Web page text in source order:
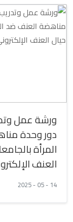
ورشة عمل
دور وحدة
المرأة
العنف
14 - 05 - 2025